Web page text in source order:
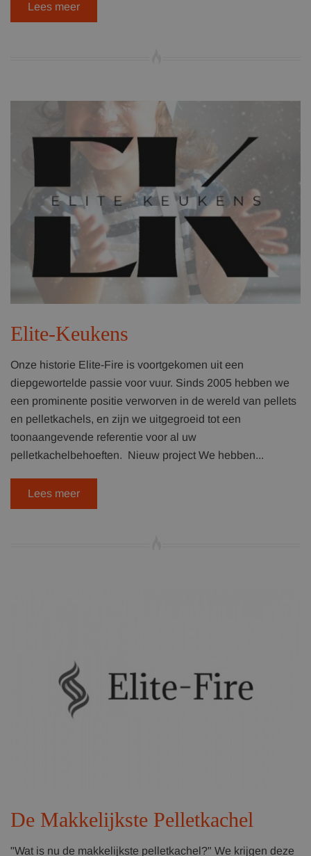
Lees meer
Elite-Keukens
Onze historie Elite-Fire is voortgekomen uit een
diepgewortelde passie voor vuur. Sinds 2005 hebben we
een prominente positie verworven in de wereld van pellets
en pelletkachels, en zijn we uitgegroeid tot een
toonaangevende referentie voor al uw
pelletkachelbehoeften. Nieuw project We hebben...
Lees meer
De Makkelijkste Pelletkachel
"Wat is nu de makkelijkste pelletkachel?" We krijgen deze